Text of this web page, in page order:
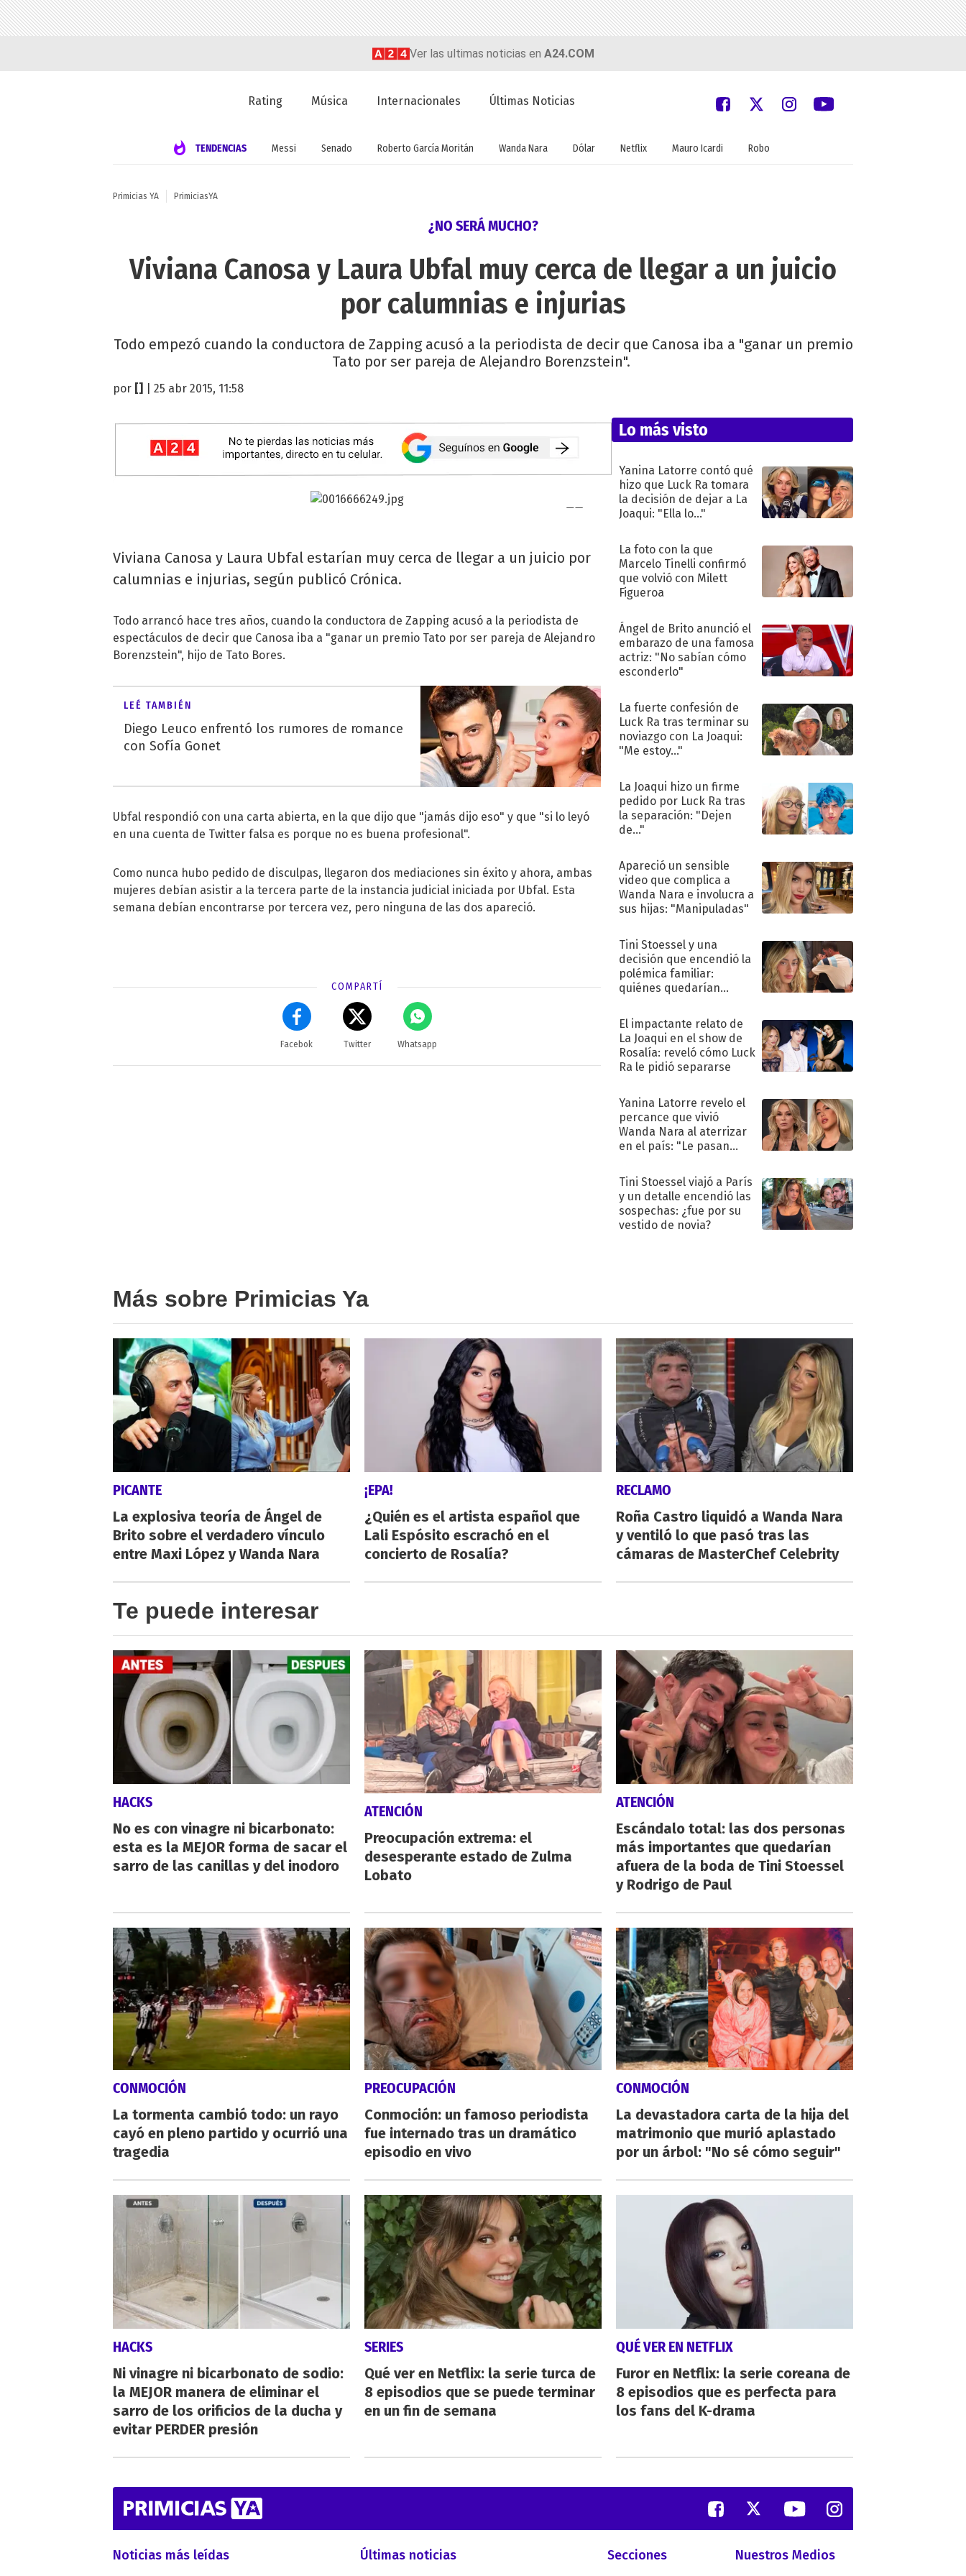
Ver las ultimas noticias en A24.COM
Rating Música Internacionales Últimas Noticias
TENDENCIAS Messi Senado Roberto García Moritán Wanda Nara Dólar Netflix Mauro Icardi Robo
Primicias YA PrimiciasYA
¿NO SERÁ MUCHO?
Viviana Canosa y Laura Ubfal muy cerca de llegar a un juicio
por calumnias e injurias
Todo empezó cuando la conductora de Zapping acusó a la periodista de decir que Canosa iba a "ganar un premio
Tato por ser pareja de Alejandro Borenzstein".
por | 25 abr 2015, 11:58
Viviana Canosa y Laura Ubfal estarían muy cerca de llegar a un juicio por
calumnias e injurias, según publicó Crónica.
Todo arrancó hace tres años, cuando la conductora de Zapping acusó a la periodista de
espectáculos de decir que Canosa iba a "ganar un premio Tato por ser pareja de Alejandro
Borenzstein", hijo de Tato Bores.
LEÉ TAMBIÉN
Diego Leuco enfrentó los rumores de romance
con Sofía Gonet
Ubfal respondió con una carta abierta, en la que dijo que "jamás dijo eso" y que "si lo leyó
en una cuenta de Twitter falsa es porque no es buena profesional".
Como nunca hubo pedido de disculpas, llegaron dos mediaciones sin éxito y ahora, ambas
mujeres debían asistir a la tercera parte de la instancia judicial iniciada por Ubfal. Esta
semana debían encontrarse por tercera vez, pero ninguna de las dos apareció.
COMPARTÍ
Facebok Twitter Whatsapp
Lo más visto
Yanina Latorre contó qué
hizo que Luck Ra tomara
la decisión de dejar a La
Joaqui: "Ella lo..."
La foto con la que
Marcelo Tinelli confirmó
que volvió con Milett
Figueroa
Ángel de Brito anunció el
embarazo de una famosa
actriz: "No sabían cómo
esconderlo"
La fuerte confesión de
Luck Ra tras terminar su
noviazgo con La Joaqui:
"Me estoy..."
La Joaqui hizo un firme
pedido por Luck Ra tras
la separación: "Dejen
de..."
Apareció un sensible
video que complica a
Wanda Nara e involucra a
sus hijas: "Manipuladas"
Tini Stoessel y una
decisión que encendió la
polémica familiar:
quiénes quedarían
El impactante relato de
La Joaqui en el show de
Rosalía: reveló cómo Luck
Ra le pidió separarse
Yanina Latorre revelo el
percance que vivió
Wanda Nara al aterrizar
en el país: "Le pasan
Tini Stoessel viajó a París
y un detalle encendió las
sospechas: ¿fue por su
vestido de novia?
Más sobre Primicias Ya
PICANTE
La explosiva teoría de Ángel de
Brito sobre el verdadero vínculo
entre Maxi López y Wanda Nara
¡EPA!
¿Quién es el artista español que
Lali Espósito escrachó en el
concierto de Rosalía?
RECLAMO
Roña Castro liquidó a Wanda Nara
y ventiló lo que pasó tras las
cámaras de MasterChef Celebrity
Te puede interesar
HACKS
No es con vinagre ni bicarbonato:
esta es la MEJOR forma de sacar el
sarro de las canillas y del inodoro
ATENCIÓN
Preocupación extrema: el
desesperante estado de Zulma
Lobato
ATENCIÓN
Escándalo total: las dos personas
más importantes que quedarían
afuera de la boda de Tini Stoessel
y Rodrigo de Paul
CONMOCIÓN
La tormenta cambió todo: un rayo
cayó en pleno partido y ocurrió una
tragedia
PREOCUPACIÓN
Conmoción: un famoso periodista
fue internado tras un dramático
episodio en vivo
CONMOCIÓN
La devastadora carta de la hija del
matrimonio que murió aplastado
por un árbol: "No sé cómo seguir"
HACKS
Ni vinagre ni bicarbonato de sodio:
la MEJOR manera de eliminar el
sarro de los orificios de la ducha y
evitar PERDER presión
SERIES
Qué ver en Netflix: la serie turca de
8 episodios que se puede terminar
en un fin de semana
QUÉ VER EN NETFLIX
Furor en Netflix: la serie coreana de
8 episodios que es perfecta para
los fans del K-drama
Noticias más leídas Últimas noticias Secciones Nuestros Medios